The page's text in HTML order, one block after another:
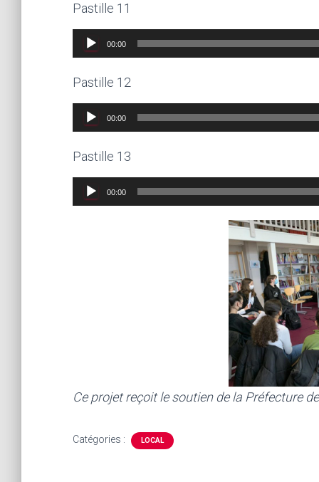
Pastille 11
Lecteur
audio
00:00
Pastille 12
Lecteur
audio
00:00
Pastille 13
Lecteur
audio
00:00
Ce projet reçoit le soutien de la Préfecture
Catégories : LOCAL